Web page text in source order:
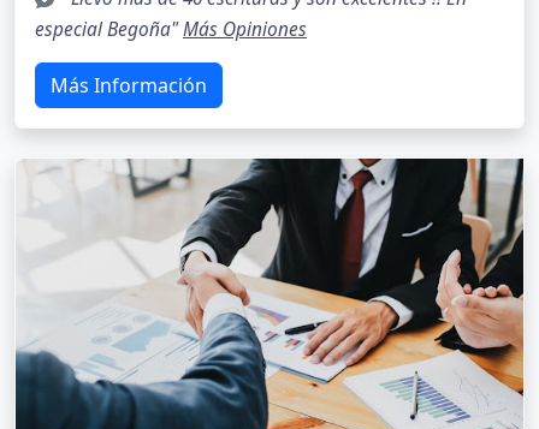
especial Begoña"Más Opiniones
Más Información